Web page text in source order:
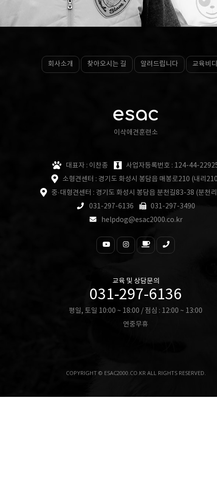
회사소개 찾아오시는 길 알려드립니다 교육비
esac
이삭애견훈련소
대표자 : 이찬종
사업자등록번호 : 124-44-
소형견센터 : 경기도 화성시 봉담읍 매봉로210 (내리
중·대형견센터 : 경기도 화성시 봉담읍 분천길83-38 (분천
031-297-6136
031-297-3490
helpdog@esac2000.co.kr
교육 및 상담문의
031-297-6136
평일, 토일 10:00 ~ 18:00 / 점심 : 12:00 ~ 13:00
연중무휴
COPYRIGHT © ESAC2000.CO.KR ALL RIGHTS RESERVED.